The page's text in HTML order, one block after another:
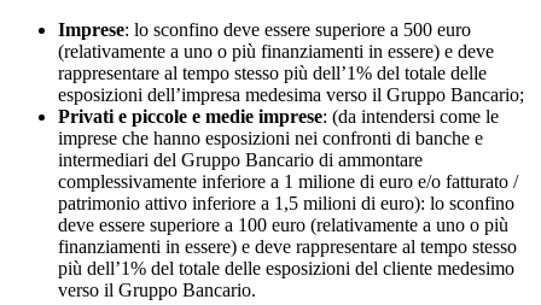
Imprese: lo sconfino deve essere superiore a 500 euro
(relativamente a uno o più finanziamenti in essere) e deve
rappresentare al tempo stesso più dell’1% del totale delle
esposizioni dell’impresa medesima verso il Gruppo Bancario;
Privati e piccole e medie imprese: (da intendersi come le
imprese che hanno esposizioni nei confronti di banche e
intermediari del Gruppo Bancario di ammontare
complessivamente inferiore a 1 milione di euro e/o fatturato /
patrimonio attivo inferiore a 1,5 milioni di euro): lo sconfino
deve essere superiore a 100 euro (relativamente a uno o più
finanziamenti in essere) e deve rappresentare al tempo stesso
più dell’1% del totale delle esposizioni del cliente medesimo
verso il Gruppo Bancario.